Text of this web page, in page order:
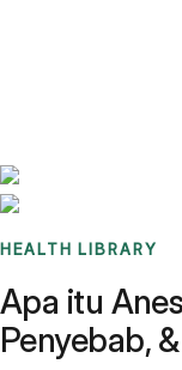
HEALTH LIBRARY
Apa itu
Penyebab,